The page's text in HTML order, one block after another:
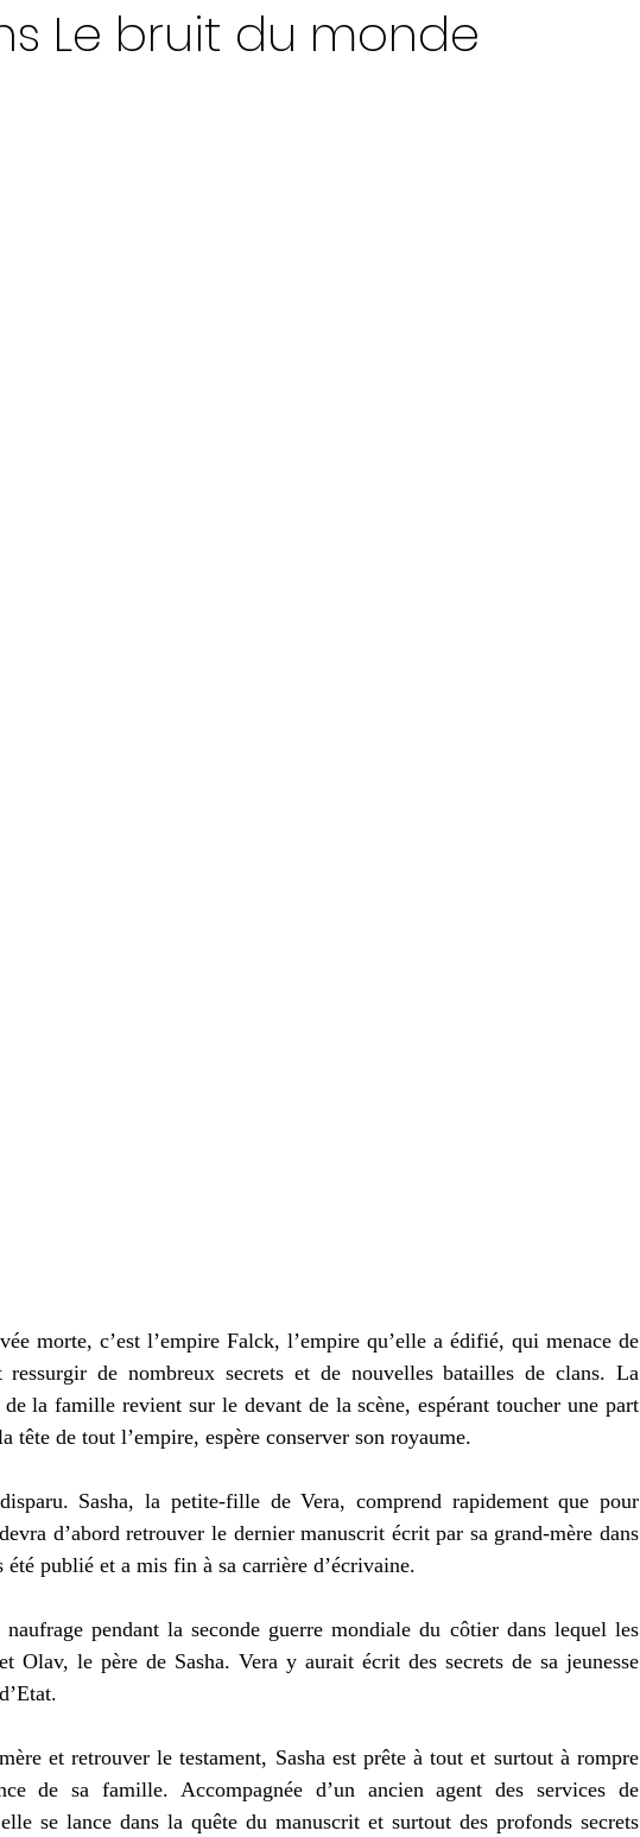
Le bruit du monde
morte, c’est l’empire Falck, l’empire qu’elle a édifié, qui menace de
de nombreux secrets et de nouvelles batailles de clans. La
de la famille revient sur le devant de la scène, espérant toucher une part
tête de tout l’empire, espère conserver son royaume.
Sasha, la petite-fille de Vera, comprend rapidement que pour
d’abord retrouver le dernier manuscrit écrit par sa grand-mère dans
été publié et a mis fin à sa carrière d’écrivaine.
pendant la seconde guerre mondiale du côtier dans lequel les
Olav, le père de Sasha. Vera y aurait écrit des secrets de sa jeunesse
et retrouver le testament, Sasha est prête à tout et surtout à rompre
de sa famille. Accompagnée d’un ancien agent des services de
se lance dans la quête du manuscrit et surtout des profonds secrets